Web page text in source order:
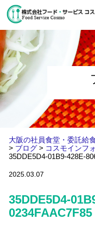
大阪の社員食堂・委託給
> ブログ> コスモインフ
35DDE5D4-01B9-428E-
2025.03.07
35DDE5D4-
0234FAAC7F85